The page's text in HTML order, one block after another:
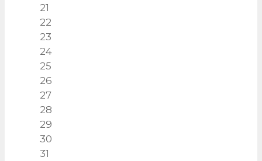
21
22
23
24
25
26
27
28
29
30
31